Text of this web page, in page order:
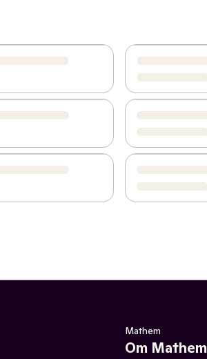
Mathem
Om Mathem